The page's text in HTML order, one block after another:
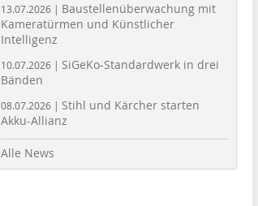
13.07.2026 | Baustellenüberwachung mit
Kameratürmen und Künstlicher
Intelligenz
10.07.2026 | SiGeKo-Standardwerk in drei
Bänden
08.07.2026 | Stihl und Kärcher starten
Akku-Allianz
Alle News